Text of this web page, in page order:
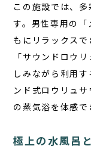
この施設では、
す。男性専用の
もにリラックスで
「サウンドロウ
しみながら利用
ンド式ロウリュ
の蒸気浴を体感で
極上の水風呂